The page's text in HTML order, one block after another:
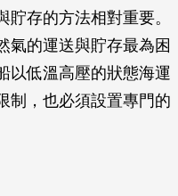
存的方法相對重要。
氣的運送與貯存最為困
以低溫高壓的狀態海運
制，也必須設置專門的